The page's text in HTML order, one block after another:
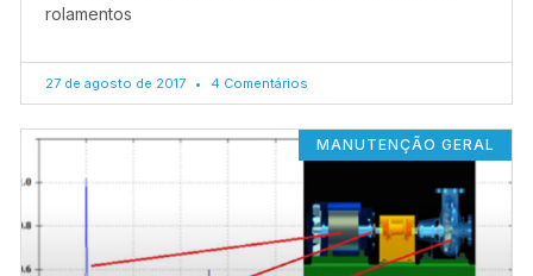
rolamentos
27 de agosto de 2017 4 Comentários
MANUTENÇÃO GERAL